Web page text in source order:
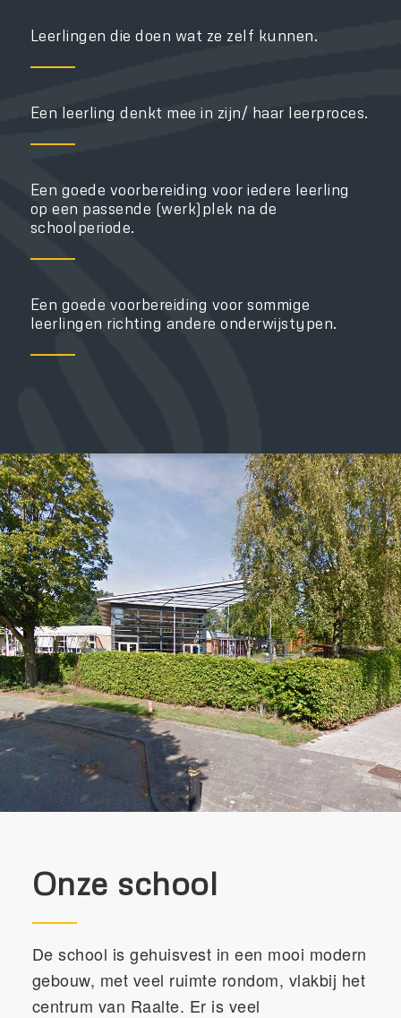
Leerlingen die doen wat ze zelf kunnen.
Een leerling denkt mee in zijn/ haar leerproces.
Een goede voorbereiding voor iedere leerling
op een passende (werk)plek na de
schoolperiode.
Een goede voorbereiding voor sommige
leerlingen richting andere onderwijstypen.
Onze school
De school is gehuisvest in een mooi modern
gebouw, met veel ruimte rondom, vlakbij het
centrum van Raalte. Er is veel